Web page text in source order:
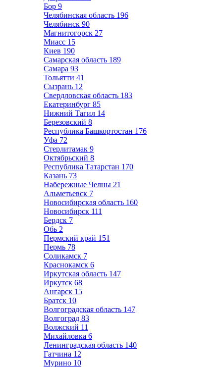
Бор 9
Челябинская область 196
Челябинск 90
Магнитогорск 27
Миасс 15
Киев 190
Самарская область 189
Самара 93
Тольятти 41
Сызрань 12
Свердловская область 183
Екатеринбург 85
Нижний Тагил 14
Березовский 8
Республика Башкортостан 176
Уфа 72
Стерлитамак 9
Октябрьский 8
Республика Татарстан 170
Казань 73
Набережные Челны 21
Альметьевск 7
Новосибирская область 160
Новосибирск 111
Бердск 7
Обь 2
Пермский край 151
Пермь 78
Соликамск 7
Краснокамск 6
Иркутская область 147
Иркутск 68
Ангарск 15
Братск 10
Волгоградская область 147
Волгоград 83
Волжский 11
Михайловка 6
Ленинградская область 140
Гатчина 12
Мурино 10